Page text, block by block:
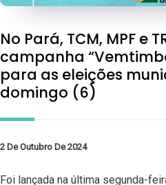
No Pará, TCM, MPF e
campanha
para as eleições
domingo (6)
2 De Outubro De 2024
Foi lançada na última segunda-